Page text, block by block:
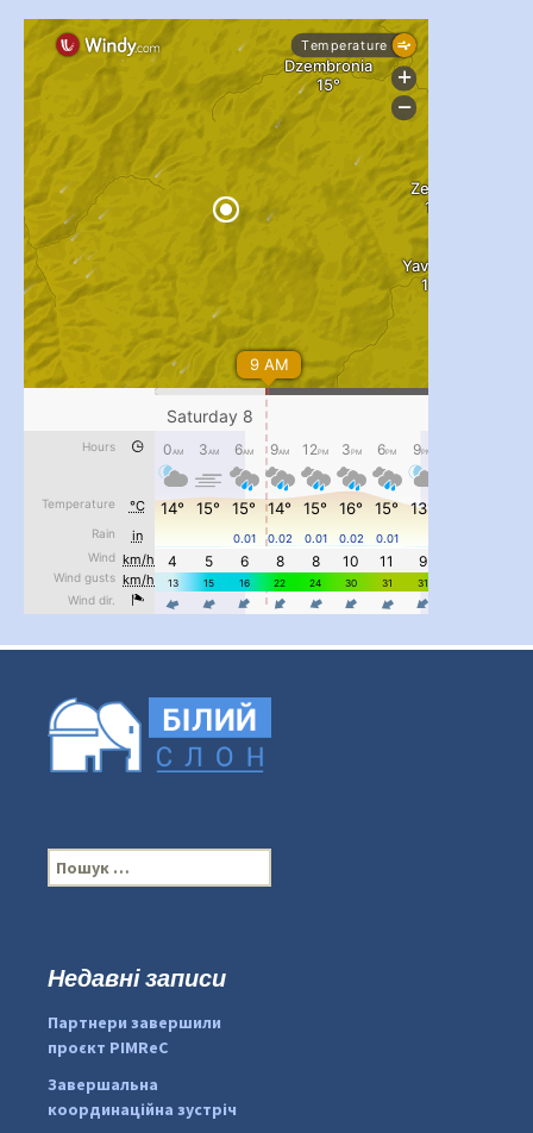
pimrec_project
#PipIvanToday...
pimrec_project
#PipIvanToday
pimrec_project
П
о
:Недавні записи
Партнери завершили
проєкт PIMReC
Завершальна
координаційна зустріч